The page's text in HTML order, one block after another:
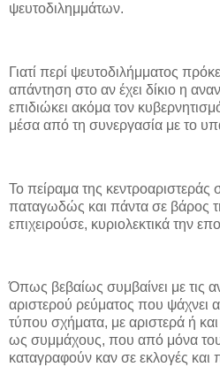
ψευτοδιλημμάτων.
Γιατί περί ψευτοδιλήμματος
απάντηση στο αν έχει δίκιο η
επιδιώκει ακόμα τον
μέσα από τη συνεργασία με το
Το πείραμα της
παταγωδώς και πάντα σε βάρος
επιχειρούσε, κυριολεκτικά την
Όπως βεβαίως συμβαίνει με τις
αριστερού ρεύματος που ψάχνει
τύπου σχήματα, με αριστερά ή
ως συμμάχους, που από μόνα
καταγραφούν καν σε εκλογές